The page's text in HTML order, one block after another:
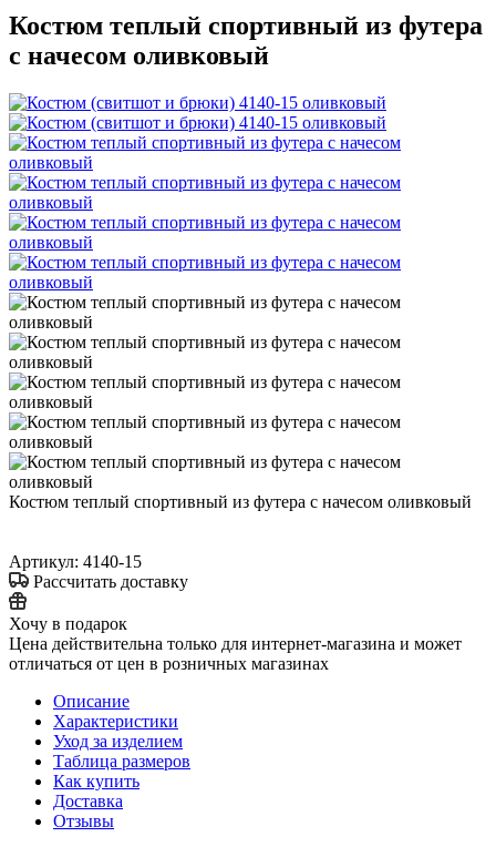
Костюм теплый спортивный из футера
с начесом оливковый
Костюм теплый спортивный из футера с начесом оливковый
Артикул: 4140-15
Рассчитать доставку
Хочу в подарок
Цена действительна только для интернет-магазина и может
отличаться от цен в розничных магазинах
Описание
Характеристики
Уход за изделием
Таблица размеров
Как купить
Доставка
Отзывы